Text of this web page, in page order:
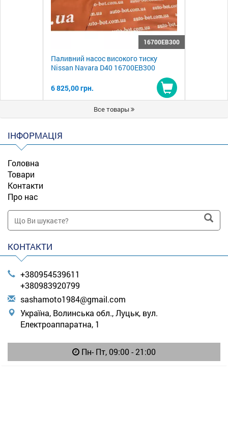
16700EB300
Паливний насос високого тиску
Nissan Navara D40 16700EB300
6 825,00 грн.
Купити
Все товары
ІНФОРМАЦІЯ
Головна
Товари
Контакти
Про нас
КОНТАКТИ
+380954539611
+380983920799
sashamoto1984@gmail.com
Україна, Волинська обл., Луцьк, вул.
Електроаппаратна, 1
Пн- Пт, 09:00 - 21:00